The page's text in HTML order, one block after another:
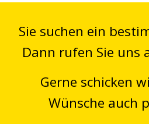
Sie suchen ein
Dann rufen Sie uns
Gerne schicken
Wünsche auch